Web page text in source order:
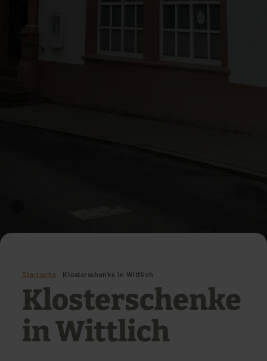
Startseite Klosterschenke in Wittlich
Klosterschenke
in Wittlich